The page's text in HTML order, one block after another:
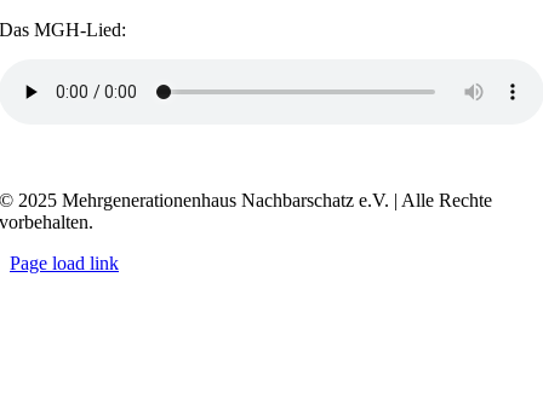
Das MGH-Lied:
© 2025 Mehrgenerationenhaus Nachbarschatz e.V. | Alle Rechte
vorbehalten.
Page load link